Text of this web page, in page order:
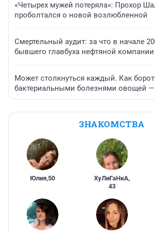
«Четырех мужей потеряла»: Прохор
проболтался о новой возлюбленной
Смертельный аудит: за что в начале
бывшего главбуха нефтяной
Может столкнуться каждый. Как
бактериальными болезнями овощей
ЗНАКОМСТВА
Юлия,50 ХуЛиГаНкА,
43